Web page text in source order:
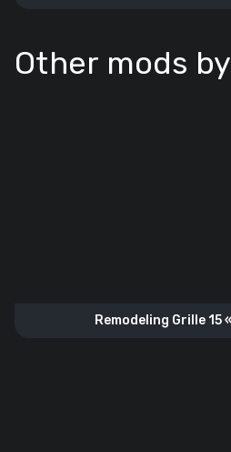
Other mods
Remodeling Grille 15